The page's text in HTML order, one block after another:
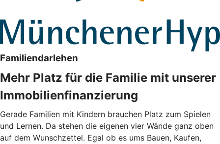
Familiendarlehen
Mehr Platz für die Familie mit unserer
Immobilienfinanzierung
Gerade Familien mit Kindern brauchen Platz zum Spielen
und Lernen. Da stehen die eigenen vier Wände ganz oben
auf dem Wunschzettel. Egal ob es ums Bauen, Kaufen,